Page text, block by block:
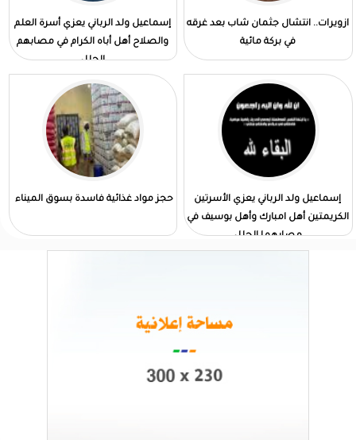
ازويرات.. انتشال جثمان شاب بعد غرقه
في بركة مائية
إسماعيل ولد الرباني يعزي أسرة العلم
والصلاح أهل أباه الكرام في مصابهم
الجلل
إسماعيل ولد الرباني يعزي الأسرتين
الكريمتين أهل امبارك وأهل بوسيف في
مصابهما الجلل
حجز مواد غذائية فاسدة بسوق الميناء